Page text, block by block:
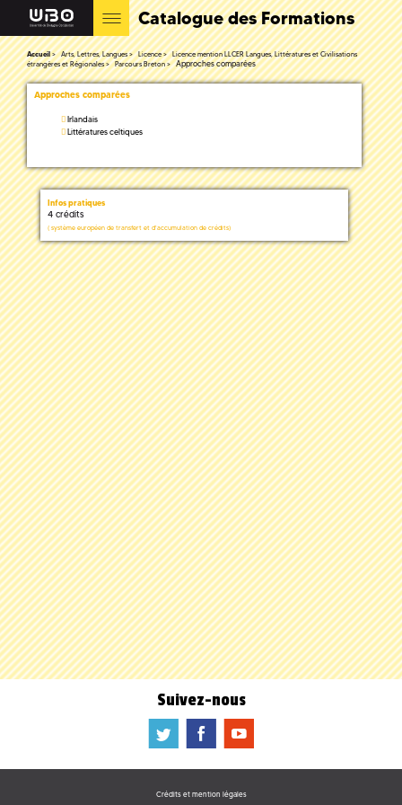
Catalogue des Formations
Accueil Arts, Lettres, Langues Licence
Licence mention LLCER Langues, Littératures et Civilisations
étrangères et Régionales
Parcours Breton Approches comparées
Approches comparées
Irlandais
Littératures celtiques
Infos pratiques
4 crédits
( système européen de transfert et d'accumulation de crédits)
Suivez-nous
a b f
Crédits et mention légales